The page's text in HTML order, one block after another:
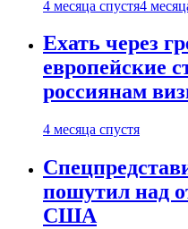
4 месяца спустя4
Ехать через
европейские
россиянам
4 месяца спустя
пошутил над
США